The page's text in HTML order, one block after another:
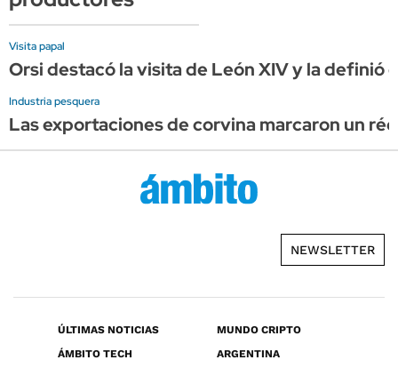
Visita papal
Orsi destacó la visita de León XIV y la definió
Industria pesquera
Las exportaciones de corvina marcaron un
NEWSLETTER
ÚLTIMAS NOTICIAS
MUNDO CRIPTO
ÁMBITO TECH
ARGENTINA